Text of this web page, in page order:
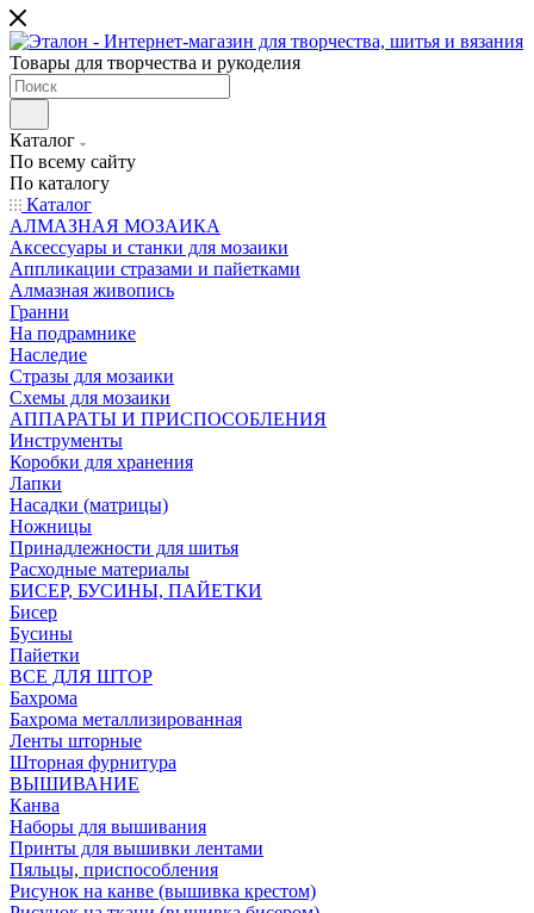
Товары для творчества и рукоделия
Каталог
По всему сайту
По каталогу
Каталог
АЛМАЗНАЯ МОЗАИКА
Аксессуары и станки для мозаики
Аппликации стразами и пайетками
Алмазная живопись
Гранни
На подрамнике
Наследие
Стразы для мозаики
Схемы для мозаики
АППАРАТЫ И ПРИСПОСОБЛЕНИЯ
Инструменты
Коробки для хранения
Лапки
Насадки (матрицы)
Ножницы
Принадлежности для шитья
Расходные материалы
БИСЕР, БУСИНЫ, ПАЙЕТКИ
Бисер
Бусины
Пайетки
ВСЕ ДЛЯ ШТОР
Бахрома
Бахрома металлизированная
Ленты шторные
Шторная фурнитура
ВЫШИВАНИЕ
Канва
Наборы для вышивания
Принты для вышивки лентами
Пяльцы, приспособления
Рисунок на канве (вышивка крестом)